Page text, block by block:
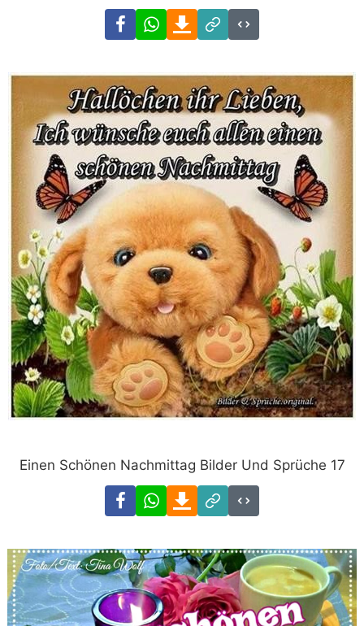
FacebookWhatsAppDownload
Link
Code
Einen Schönen Nachmittag Bilder Und Sprüche 17
FacebookWhatsAppDownload
Link
Code